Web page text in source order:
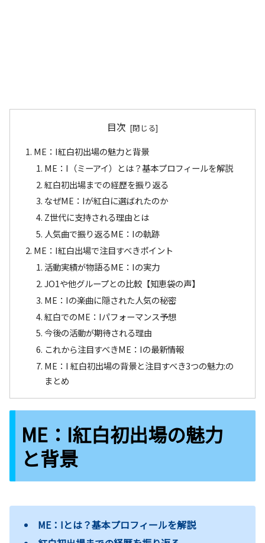
目次
ME：I紅白初出場の魅力と背景
ME：I（ミーアイ）とは？基本プロフィールを解説
紅白初出場までの経歴を振り返る
なぜME：Iが紅白に選ばれたのか
Z世代に支持される理由とは
人気曲で振り返るME：Iの軌跡
ME：I紅白出場で注目すべきポイント
活動実績が物語るME：Iの実力
JO1や他グループとの比較【知恵袋の声】
ME：Iの楽曲に隠された人気の秘密
紅白でのME：Iパフォーマンス予想
今後の活動が期待される理由
これから注目すべきME：Iの最新情報
ME：I 紅白初出場の背景と注目すべき3つの魅力:の
まとめ
ME：I紅白初出場の魅力
と背景
ME：Iとは？基本プロフィールを解説